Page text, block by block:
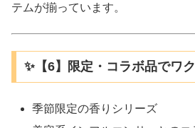
テムが揃っています。
✨【6】限定・コラボ品でワ
季節限定の香りシリーズ